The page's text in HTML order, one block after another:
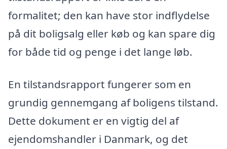
formalitet; den kan have stor indflydelse
på dit boligsalg eller køb og kan spare dig
for både tid og penge i det lange løb.
En tilstandsrapport fungerer som en
grundig gennemgang af boligens tilstand.
Dette dokument er en vigtig del af
ejendomshandler i Danmark, og det